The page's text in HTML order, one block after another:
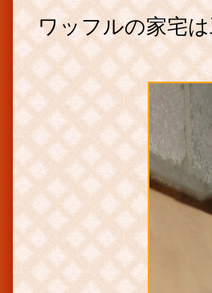
ワッフルの家宅